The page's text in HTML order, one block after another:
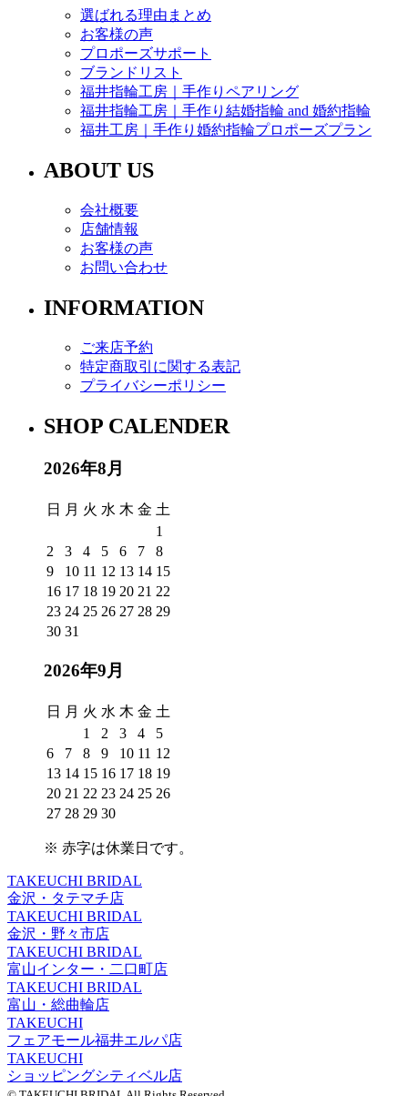
選ばれる理由まとめ
お客様の声
プロポーズサポート
ブランドリスト
福井指輪工房｜手作りペアリング
福井指輪工房｜手作り結婚指輪 and 婚約指輪
福井工房｜手作り婚約指輪プロポーズプラン
ABOUT US
会社概要
店舗情報
お客様の声
お問い合わせ
INFORMATION
ご来店予約
特定商取引に関する表記
プライバシーポリシー
SHOP CALENDER
2026年8月
日 月 火 水 木 金 土
1
2
3 4 5 6 7
8
9
10 11 12 13 14 15
16 17 18 19 20 21 22
23 24 25 26 27 28 29
30 31
2026年9月
日 月 火 水 木 金 土
1
2 3 4
5
6
7 8 9 10 11 12
13 14 15 16 17 18 19
20 21 22 23 24 25 26
27 28 29 30
※ 赤字は休業日 です。
TAKEUCHI BRIDAL
金沢・タテマチ店
TAKEUCHI BRIDAL
金沢・野々市店
TAKEUCHI BRIDAL
富山インター・二口町店
TAKEUCHI BRIDAL
富山・総曲輪店
TAKEUCHI
フェアモール福井エルパ店
TAKEUCHI
ショッピングシティベル店